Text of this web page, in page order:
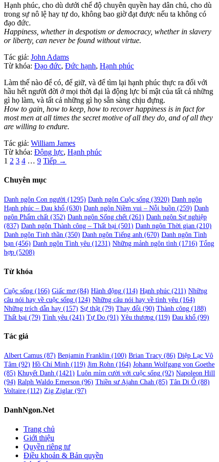
Hạnh phúc, cho dù dưới chế độ chuyên quyền hay dân chủ, cho dù
trong sự nô lệ hay tự do, không bao giờ đạt được nếu ta không có
đạo đức.
Happiness, whether in despotism or democracy, whether in slavery
or liberty, can never be found without virtue.
Tác giả: John Adams
Từ khóa: Đạo đức, Đức hạnh, Hạnh phúc
Làm thế nào để có, để giữ, và để tìm lại hạnh phúc thực ra đối với
hầu hết người đời ở mọi thời đại là động lực bí mật của tất cả những
gì họ làm, và tất cả những gì họ sẵn sàng chịu đựng.
How to gain, how to keep, how to recover happiness is in fact for
most men at all times the secret motive of all they do, and of all they
are willing to endure.
Tác giả: William James
Từ khóa: Động lực, Hạnh phúc
Phân
trang
viết
1 2 3 4 … 9 Tiếp →
Chuyên mục
Danh ngôn Con người (1295) Danh ngôn Cuộc sống (3920) Danh ngôn
Hạnh phúc – Đau khổ (630) Danh ngôn Niềm vui – Nỗi buồn (259) Danh
ngôn Phẩm chất (352) Danh ngôn Sống chết (261) Danh ngôn Sự nghiệp
(837) Danh ngôn Thành công – Thất bại (501) Danh ngôn Thời gian (210)
Danh ngôn Tinh thần (350) Danh ngôn Tiếng anh (670) Danh ngôn Tình
bạn (456) Danh ngôn Tình yêu (1231) Những mảnh ngôn tình (1716) Tổng
hợp (5208)
Từ khóa
Cuộc sống (166) Giấc mơ(84) Hành động (114) Hạnh phúc (211) Những
câu nói hay về cuộc sống (124) Những câu nói hay về tình yêu (164)
Những trích dẫn hay (157) Sự thật (79) Thay đổi (90) Thành công (188)
Thất bại (79) Tình yêu (241) Tự Do (91) Yêu thương (119) Đau khổ (99)
Tác giả
Albert Camus (87) Benjamin Franklin (100) Brian Tracy (86) Diệp Lạc Vô
Tâm (92) Hồ Chí Minh (119) Jim Rohn (164) Johann Wolfgang von Goethe
(85) Khuyết Danh (1421) Luôn mỉm cười với cuộc sống (92) Napoleon Hill
(94) Ralph Waldo Emerson (96) Thiền sư Ajahn Chah (85) Tân Di Ổ (88)
Voltaire (112) Zig Ziglar (97)
DanhNgon.Net
Trang chủ
Giới thiệu
Quyền riêng tư
Điều khoản & Bản quyền